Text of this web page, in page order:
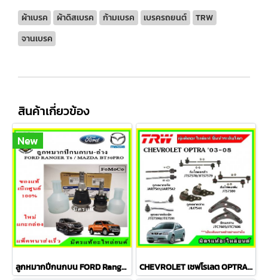
ผ้าเบรค ผ้าดิสเบรค ก้ามเบรค เบรครถยนต์
TRW
จานเบรค
สินค้าเกี่ยวข้อง
New
ลูกหมากปีกนกบน FORD Ranger T6 / MAZDA BT50 PRO 2WD , 4WD CHEVROLET เชฟโรเลต OPTRA ปี 03-08 ชุดช่วงล่าง TRW